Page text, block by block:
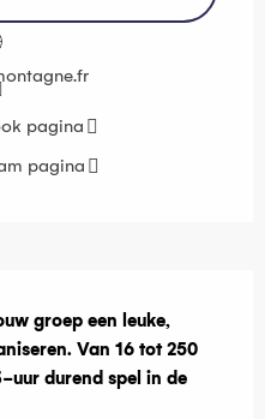
pagina
pagina
groep een leuke,
Van 16 tot 250
uur durend spel in de